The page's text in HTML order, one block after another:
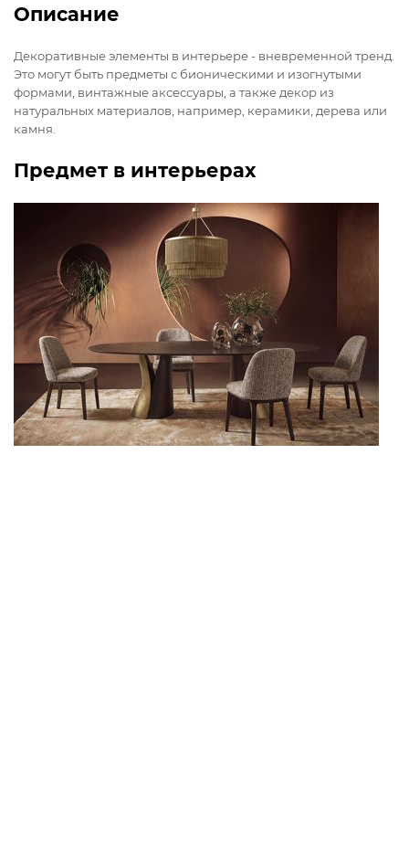
Описание
Декоративные элементы в интерьере - вневременной тренд.
Это могут быть предметы с бионическими и изогнутыми
формами, винтажные аксессуары, а также декор из
натуральных материалов, например, керамики, дерева или
камня.
Предмет в интерьерах